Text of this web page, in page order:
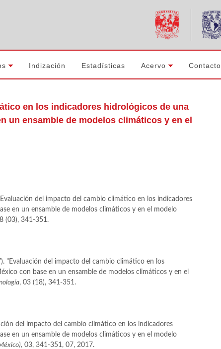
Indización Estadísticas Acervo Contacto
en los indicadores hidrológicos de una
un ensamble de modelos climáticos y en el
del impacto del cambio climático en los indicadores
en un ensamble de modelos climáticos y en el modelo
(03), 341-351.
"Evaluación del impacto del cambio climático en los
con base en un ensamble de modelos climáticos y en el
, 03 (18), 341-351.
del impacto del cambio climático en los indicadores
en un ensamble de modelos climáticos y en el modelo
03, 341-351, 07, 2017.